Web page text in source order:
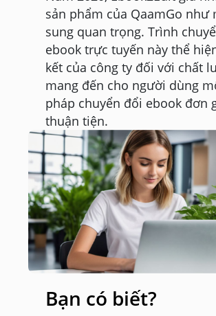
sản phẩm của QaamGo như
sung quan trọng. Trình
ebook trực tuyến này thể
kết của công ty đối với chất
mang đến cho người dùng
pháp chuyển đổi ebook đơn
thuận tiện.
Bạn có biết?